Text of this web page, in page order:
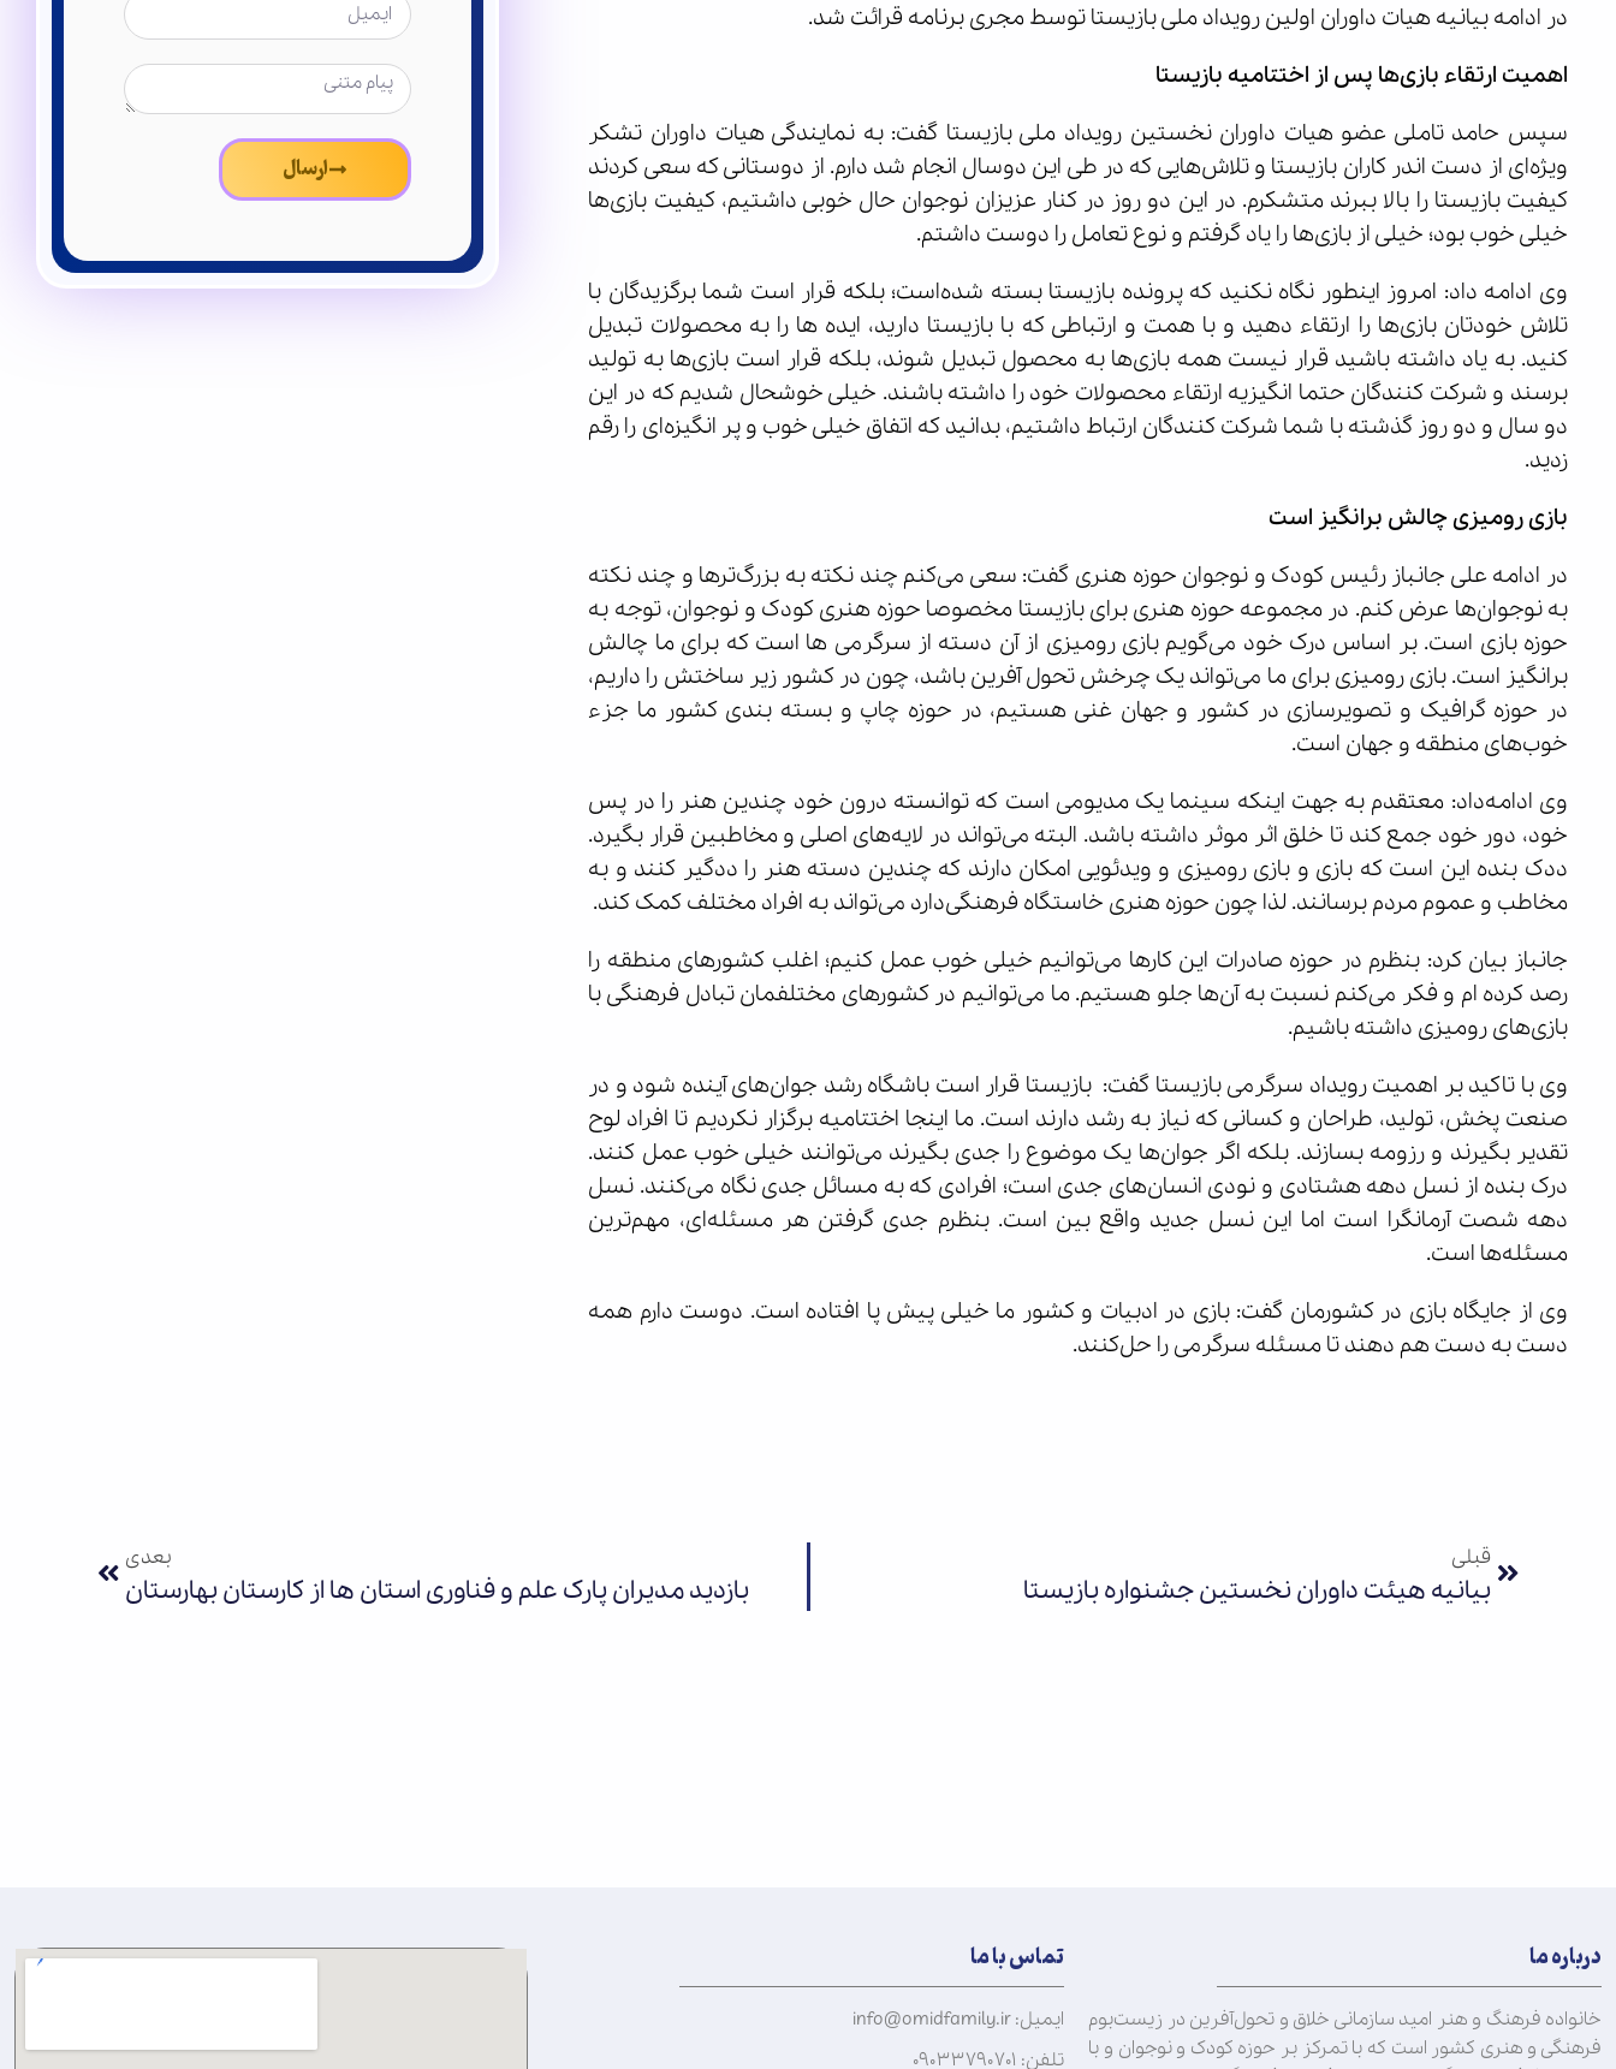
در ادامه بیانیه هیات داوران اولین رویداد ملی بازیستا توسط مجری برنامه قرائت شد.
اهمیت ارتقاء بازی‌ها پس از اختتامیه بازیستا
سپس حامد تاملی عضو هیات داوران نخستین رویداد ملی بازیستا گفت: به نمایندگی هیات داوران تشکر
ویژه‌ای از دست اندر کاران بازیستا و تلاش‌هایی که در طی این دوسال انجام شد دارم. از دوستانی که سعی کردند
کیفیت بازیستا را بالا ببرند متشکرم. در این دو روز در کنار عزیزان نوجوان حال خوبی داشتیم، کیفیت بازی‌ها
خیلی خوب بود؛ خیلی از بازی‌ها را یاد گرفتم و نوع تعامل را دوست داشتم.
وی ادامه داد: امروز اینطور نگاه نکنید که پرونده بازیستا بسته شده‌است؛ بلکه قرار است شما برگزیدگان با
تلاش خودتان بازی‌ها را ارتقاء دهید و با همت و ارتباطی که با بازیستا دارید، ایده ها را به محصولات تبدیل
کنید. به یاد داشته باشید قرار نیست همه بازی‌ها به محصول تبدیل شوند، بلکه قرار است بازی‌ها به تولید
برسند و شرکت کنندگان حتما انگیزیه ارتقاء محصولات خود را داشته باشند. خیلی خوشحال شدیم که در این
دو سال و دو روز گذشته با شما شرکت کنندگان ارتباط داشتیم، بدانید که اتفاق خیلی خوب و پر انگیزه‌ای را رقم
زدید.
بازی رومیزی چالش برانگیز است
در ادامه علی جانباز رئیس کودک و نوجوان حوزه هنری گفت: سعی می‌کنم چند نکته به بزرگ‌ترها و چند نکته
به نوجوان‌ها عرض کنم. در مجموعه حوزه هنری برای بازیستا مخصوصا حوزه هنری کودک و نوجوان، توجه به
حوزه بازی است. بر اساس درک خود می‌گویم بازی رومیزی از آن دسته از سرگرمی ها است که برای ما چالش
برانگیز است. بازی رومیزی برای ما می‌تواند یک چرخش تحول آفرین باشد، چون در کشور زیر ساختش را داریم،
در حوزه گرافیک و تصویرسازی در کشور و جهان غنی هستیم، در حوزه چاپ و بسته بندی کشور ما جزء
خوب‌های منطقه و جهان است.
وی ادامه‌داد: معتقدم به جهت اینکه سینما یک مدیومی است که توانسته درون خود چندین هنر را در پس
خود، دور خود جمع کند تا خلق اثر موثر داشته باشد. البته می‌تواند در لایه‌های اصلی و مخاطبین قرار بگیرد.
ددک بنده این است که بازی و بازی رومیزی و ویدئویی امکان دارند که چندین دسته هنر را ددگیر کنند و به
مخاطب و عموم مردم برسانند. لذا چون حوزه هنری خاستگاه فرهنگی‌دارد می‌تواند به افراد مختلف کمک کند.
جانباز بیان کرد: بنظرم در حوزه صادرات این کارها می‌توانیم خیلی خوب عمل کنیم؛ اغلب کشورهای منطقه را
رصد کرده ام و فکر می‌کنم نسبت به آن‌ها جلو هستیم. ما می‌توانیم در کشورهای مختلفمان تبادل فرهنگی با
بازی‌های رومیزی داشته باشیم.
وی با تاکید بر اهمیت رویداد سرگرمی بازیستا گفت: بازیستا قرار است باشگاه رشد جوان‌های آینده شود و در
صنعت پخش، تولید، طراحان و کسانی که نیاز به رشد دارند است. ما اینجا اختتامیه برگزار نکردیم تا افراد لوح
تقدیر بگیرند و رزومه بسازند. بلکه اگر جوان‌ها یک موضوع را جدی بگیرند می‌توانند خیلی خوب عمل کنند.
درک بنده از نسل دهه هشتادی و نودی انسان‌های جدی است؛ افرادی که به مسائل جدی نگاه می‌کنند. نسل
دهه شصت آرمانگرا است اما این نسل جدید واقع بین است. بنظرم جدی گرفتن هر مسئله‌ای، مهم‌ترین
مسئله‌ها است.
وی از جایگاه بازی در کشورمان گفت: بازی در ادبیات و کشور ما خیلی پیش پا افتاده است. دوست دارم همه
دست به دست هم دهند تا مسئله سرگرمی را حل‌کنند.
ارسال
قبلی
بیانیه هیئت داوران نخستین جشنواره بازیستا
بعدی
بازدید مدیران پارک علم و فناوری استان ها از کارستان بهارستان
درباره ما
خانواده فرهنگ و هنر امید سازمانی خلاق و تحول‌آفرین در زیست‌بوم
فرهنگی و هنری کشور است که با تمرکز بر حوزه کودک و نوجوان و با
تماس با ما
ایمیل: info@omidfamily.ir
تلفن: ۰۹۰۳۳۷۹۰۷۰۱